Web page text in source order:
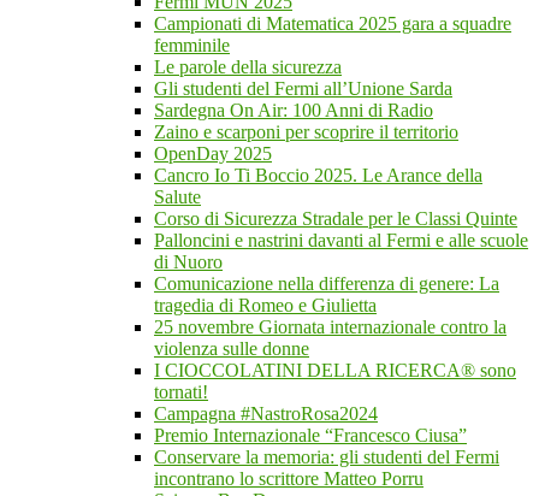
Campionati di Matematica 2025 gara a squadre
femminile
Le parole della sicurezza
Gli studenti del Fermi all’Unione Sarda
Sardegna On Air: 100 Anni di Radio
Zaino e scarponi per scoprire il territorio
OpenDay 2025
Cancro Io Ti Boccio 2025. Le Arance della
Salute
Corso di Sicurezza Stradale per le Classi Quinte
Palloncini e nastrini davanti al Fermi e alle scuole
di Nuoro
Comunicazione nella differenza di genere: La
tragedia di Romeo e Giulietta
25 novembre Giornata internazionale contro la
violenza sulle donne
I CIOCCOLATINI DELLA RICERCA® sono
tornati!
Campagna #NastroRosa2024
Premio Internazionale “Francesco Ciusa”
Conservare la memoria: gli studenti del Fermi
incontrano lo scrittore Matteo Porru